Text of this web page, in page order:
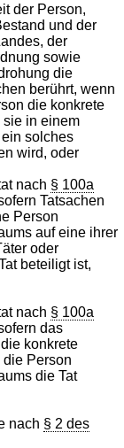
der Person,
und der
der
sowie
die
berührt, wenn
die konkrete
in einem
solches
wird, oder
nach § 100a
Tatsachen
Person
auf eine ihrer
oder
beteiligt ist,
nach § 100a
das
konkrete
Person
die Tat
nach § 2 des